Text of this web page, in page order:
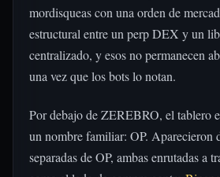
mordisqueas con una orden de
estructural entre un perp DEX y un
centralizado, y esos no permanecen
una vez que los bots lo notan.
Por debajo de ZEREBRO, el tablero
un nombre familiar: OP. Aparecieron
separadas de OP, ambas enrutadas a